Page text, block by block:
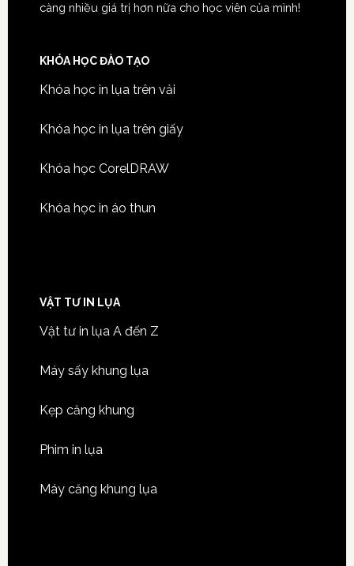
càng nhiều giá trị hơn nữa cho học viên của mình!
KHÓA HỌC ĐÀO TẠO
Khóa học in lụa trên vải
Khóa học in lụa trên giấy
Khóa học CorelDRAW
Khóa học in áo thun
VẬT TƯ IN LỤA
Vật tư in lụa A đến Z
Máy sấy khung lụa
Kẹp căng khung
Phim in lụa
Máy căng khung lụa